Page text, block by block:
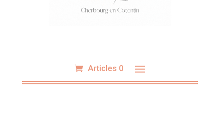
Articles 0